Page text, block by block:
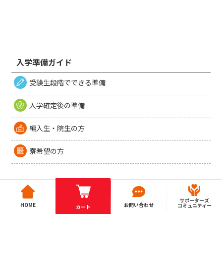
入学準備ガイド
受験生段階でできる準備
入学確定後の準備
編入生・院生の方
寮希望の方
HOME カート お問い合わせ
サポーターズ
コミュニティー